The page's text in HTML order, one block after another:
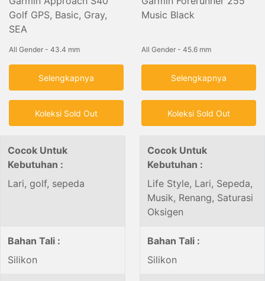
Golf GPS, Basic, Gray,
SEA
All Gender - 43.4 mm
Selengkapnya
Koleksi Sold Out
Music Black
All Gender - 45.6 mm
Selengkapnya
Koleksi Sold Out
Cocok Untuk
Kebutuhan :
Lari, golf, sepeda
Cocok Untuk
Kebutuhan :
Life Style, Lari, Sepeda,
Musik, Renang, Saturasi
Oksigen
Bahan Tali :
Silikon
Bahan Tali :
Silikon